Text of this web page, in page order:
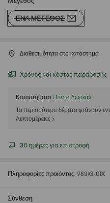
ΈΝΑ ΜΈΓΕΘΟΣ
Διαθεσιμότητα στο κατάστημα
Χρόνος και κόστος παράδοσης
Καταστήματα Πάντα δωρεάν
Τα περισσότερα δέματα φτάνουν
Λεπτομέρειες >
30 ημέρες για επιστροφή
Πληροφορίες προϊόντος 983IG-01X
Σύνθεση